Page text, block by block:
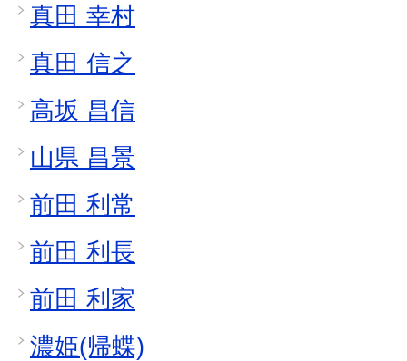
真田 幸村
真田 信之
高坂 昌信
山県 昌景
前田 利常
前田 利長
前田 利家
濃姫(帰蝶)